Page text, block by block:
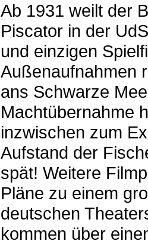
Ab 1931 weilt der
Piscator in der
und einzigen
Außenaufnahmen
ans Schwarze
Machtübernahme
inzwischen zum
Aufstand der
spät! Weitere
Pläne zu einem
deutschen
kommen über